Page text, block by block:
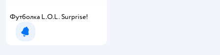
Футболка L.O.L. Surprise!
Уведомить о появлении